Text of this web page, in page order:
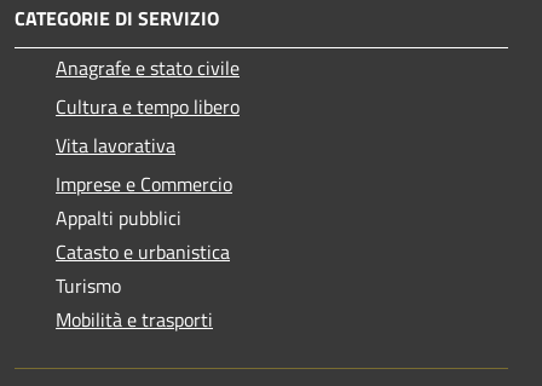
CATEGORIE DI SERVIZIO
Anagrafe e stato civile
Cultura e tempo libero
Vita lavorativa
Imprese e Commercio
Appalti pubblici
Catasto e urbanistica
Turismo
Mobilità e trasporti